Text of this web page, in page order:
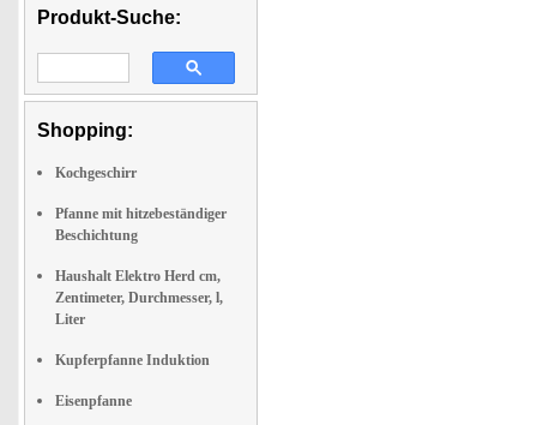
Produkt-Suche:
Shopping:
Kochgeschirr
Pfanne mit hitzebeständiger
Beschichtung
Haushalt Elektro Herd cm,
Zentimeter, Durchmesser, l,
Liter
Kupferpfanne Induktion
Eisenpfanne